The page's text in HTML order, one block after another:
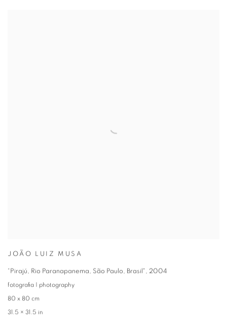
JOÃO LUIZ MUSA
“Pirajú, Rio Paranapanema, São Paulo, Brasil", 2004
fotografia | photography
80 x 80 cm
31.5 × 31.5 in